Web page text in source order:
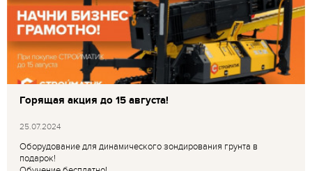
Горящая акция до 15 августа!
25.07.2024
Оборудование для динамического зондирования грунта в
подарок!